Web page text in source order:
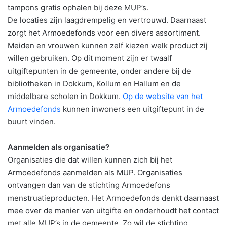
tampons gratis ophalen bij deze MUP’s.
De locaties zijn laagdrempelig en vertrouwd. Daarnaast
zorgt het Armoedefonds voor een divers assortiment.
Meiden en vrouwen kunnen zelf kiezen welk product zij
willen gebruiken. Op dit moment zijn er twaalf
uitgiftepunten in de gemeente, onder andere bij de
bibliotheken in Dokkum, Kollum en Hallum en de
middelbare scholen in Dokkum. Op de website van het
Armoedefonds kunnen inwoners een uitgiftepunt in de
buurt vinden.
Aanmelden als organisatie?
Organisaties die dat willen kunnen zich bij het
Armoedefonds aanmelden als MUP. Organisaties
ontvangen dan van de stichting Armoedefons
menstruatieproducten. Het Armoedefonds denkt daarnaast
mee over de manier van uitgifte en onderhoudt het contact
met alle MUP’s in de gemeente. Zo wil de stichting